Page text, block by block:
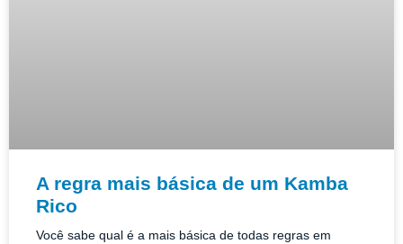
A regra mais básica de um Kamba
Rico
Você sabe qual é a mais básica de todas regras em